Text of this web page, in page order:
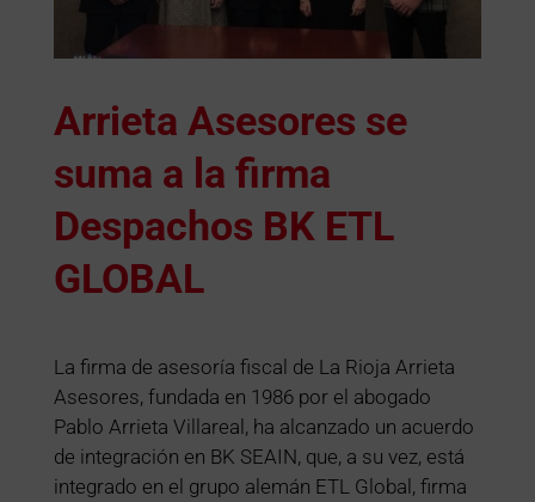
Arrieta Asesores se
suma a la firma
Despachos BK ETL
GLOBAL
La firma de asesoría fiscal de La Rioja Arrieta
Asesores, fundada en 1986 por el abogado
Pablo Arrieta Villareal, ha alcanzado un acuerdo
de integración en BK SEAIN, que, a su vez, está
integrado en el grupo alemán ETL Global, firma